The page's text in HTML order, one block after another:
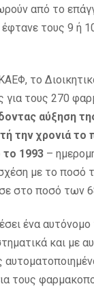
από το
τους 9 ή
το
για τους 270
αύξηση
την χρονιά το
το 1993 –
με το ποσό
στο ποσό των
ένα
και με
τους